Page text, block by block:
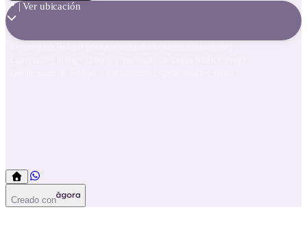
📍 | Ver ubicación
tratamiento capilar altura cintura
Creado con